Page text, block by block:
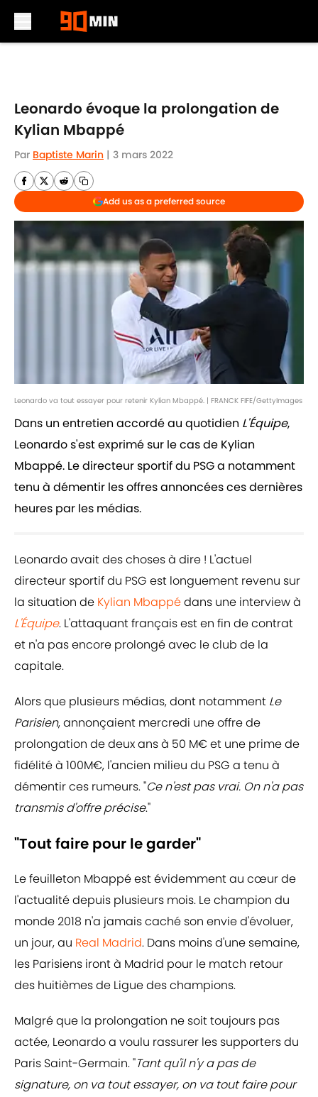
Leonardo évoque la prolongation de
Kylian Mbappé
Par Baptiste Marin | 3 mars 2022
Add us as a preferred source
Leonardo va tout essayer pour retenir Kylian Mbappé. | FRANCK FIFE/GettyImages
Dans un entretien accordé au quotidien L'Équipe,
Leonardo s'est exprimé sur le cas de Kylian
Mbappé. Le directeur sportif du PSG a notamment
tenu à démentir les offres annoncées ces dernières
heures par les médias.
Leonardo avait des choses à dire ! L'actuel
directeur sportif du PSG est longuement revenu sur
la situation de Kylian Mbappédans une interview à
L'Équipe. L'attaquant français est en fin de contrat
et n'a pas encore prolongé avec le club de la
capitale.
Alors que plusieurs médias, dont notamment Le
Parisien, annonçaient mercredi une offre de
prolongation de deux ans à 50 M€ et une prime de
fidélité à 100M€, l'ancien milieu du PSG a tenu à
démentir ces rumeurs. "Ce n'est pas vrai. On n'a pas
transmis d'offre précise."
"Tout faire pour le garder"
Le feuilleton Mbappé est évidemment au cœur de
l'actualité depuis plusieurs mois. Le champion du
monde 2018 n'a jamais caché son envie d'évoluer,
un jour, au Real Madrid. Dans moins d'une semaine,
les Parisiens iront à Madrid pour le match retour
des huitièmes de Ligue des champions.
Malgré que la prolongation ne soit toujours pas
actée, Leonardo a voulu rassurer les supporters du
Paris Saint-Germain. "Tant qu'il n'y a pas de
signature, on va tout essayer, on va tout faire pour